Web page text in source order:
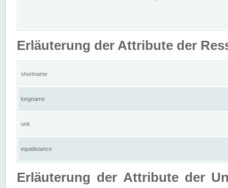
Erläuterung der Attribute der
shortname
longname
unit
equidistance
Erläuterung der Attribute der